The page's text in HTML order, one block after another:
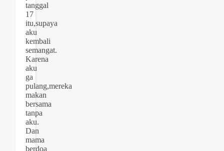
tanggal
17
itu,supaya
aku
kembali
semangat.
Karena
aku
ga
pulang,mereka
makan
bersama
tanpa
aku.
Dan
mama
berdoa